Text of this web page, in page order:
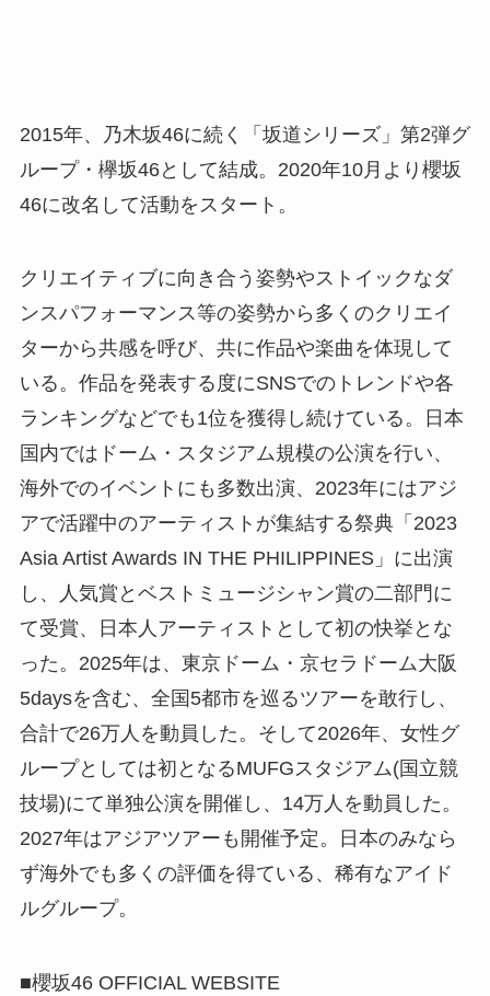
2015年、乃木坂46に続く「坂道シリーズ」第2弾グ
ループ・欅坂46として結成。2020年10月より櫻坂
46に改名して活動をスタート。
クリエイティブに向き合う姿勢やストイックなダ
ンスパフォーマンス等の姿勢から多くのクリエイ
ターから共感を呼び、共に作品や楽曲を体現して
いる。作品を発表する度にSNSでのトレンドや各
ランキングなどでも1位を獲得し続けている。日本
国内ではドーム・スタジアム規模の公演を行い、
海外でのイベントにも多数出演、2023年にはアジ
アで活躍中のアーティストが集結する祭典「2023
Asia Artist Awards IN THE PHILIPPINES」に出演
し、人気賞とベストミュージシャン賞の二部門に
て受賞、日本人アーティストとして初の快挙とな
った。2025年は、東京ドーム・京セラドーム大阪
5daysを含む、全国5都市を巡るツアーを敢行し、
合計で26万人を動員した。そして2026年、女性グ
ループとしては初となるMUFGスタジアム(国立競
技場)にて単独公演を開催し、14万人を動員した。
2027年はアジアツアーも開催予定。日本のみなら
ず海外でも多くの評価を得ている、稀有なアイド
ルグループ。
■櫻坂46 OFFICIAL WEBSITE